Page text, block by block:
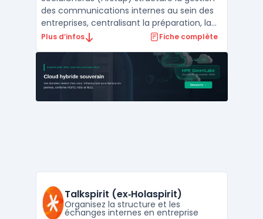
des communications internes au sein des
entreprises, centralisant la préparation, la
création ainsi que la mesure des contenus
répond aux exigences des grandes
organisations en quête d’un système
permettant de pil ...
Plus d’infos Fiche complète
Talkspirit (ex‑Holaspirit)
Organisez la structure et les
échanges internes en entreprise